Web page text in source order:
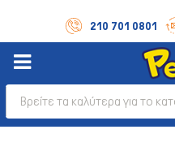
210 701 0801